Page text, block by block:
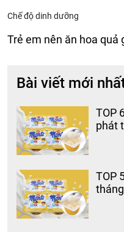
Chế độ dinh dưỡng
Trẻ em nên ăn hoa quả
Bài viết mới
TOP
phát
TOP